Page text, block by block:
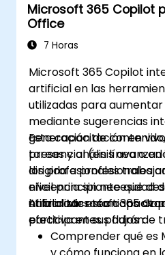
Microsoft 365 Copilot
Office
7 Horas
Microsoft 365 Copilot
artificial en las
utilizadas para
mediante sugerencias
generación de
tareas y análisis
los profesionales
eficiencia sin necesidad
habilidades técnicas
Esta capacitación en
presencial (en línea o
dirigida a profesionales
nivel principiante que
utilizar Microsoft 365
efectiva en sus flujos de
Al finalizar esta
participantes podrán:
Comprender qué es